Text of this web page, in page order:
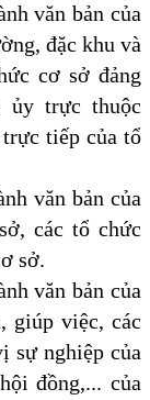
văn bản của
đặc khu và
cơ sở đảng
ủy trực thuộc
tiếp của tổ
văn bản của
các tổ chức
sở.
văn bản của
giúp việc, các
sự nghiệp của
đồng,... của